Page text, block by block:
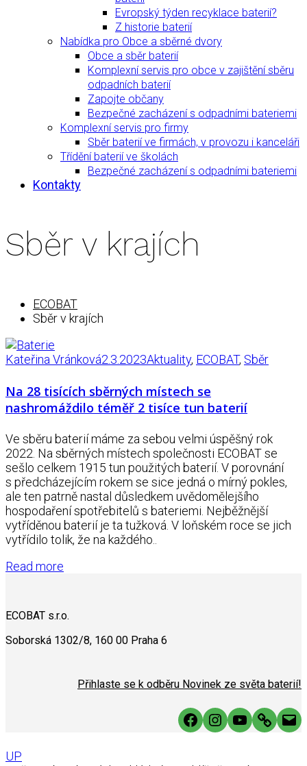
Evropský týden recyklace baterií?
Z historie baterií
Nabídka pro Obce a sběrné dvory
Obce a sběr baterií
Komplexní servis pro obce v zajištění sběru
odpadních baterií
Zapojte občany
Bezpečné zacházení s odpadními bateriemi
Komplexní servis pro firmy
Sběr baterií ve firmách, v provozu i kanceláři
Třídění baterií ve školách
Bezpečné zacházení s odpadními bateriemi
Kontakty
Sběr v krajích
ECOBAT
Sběr v krajích
Kateřina Vránková2.3.2023Aktuality, ECOBAT, Sběr
Na 28 tisících sběrných místech se
nashromáždilo téměř 2 tisíce tun baterií
Ve sběru baterií máme za sebou velmi úspěšný rok
2022. Na sběrných místech společnosti ECOBAT se
sešlo celkem 1915 tun použitých baterií. V porovnání
s předcházejícím rokem se sice jedná o mírný pokles,
ale ten patrně nastal důsledkem uvědomělejšího
hospodaření spotřebitelů s bateriemi. Nejběžnější
vytříděnou baterií je ta tužková. V loňském roce se jich
vytřídilo tolik, že na každého..
Read more
ECOBAT s.r.o.
Soborská 1302/8, 160 00 Praha 6
Přihlaste se k odběru Novinek ze světa baterií!
Facebook
Instagram
YouTube
Link
UP